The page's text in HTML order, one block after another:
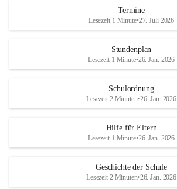
Termine
Lesezeit 1 Minute•27. Juli 2026
Stundenplan
Lesezeit 1 Minute•26. Jan. 2026
Schulordnung
Lesezeit 2 Minuten•26. Jan. 2026
Hilfe für Eltern
Lesezeit 1 Minute•26. Jan. 2026
Geschichte der Schule
Lesezeit 2 Minuten•26. Jan. 2026